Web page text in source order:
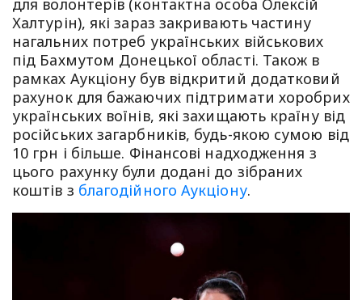
Халтурін), які зараз закривають частину
нагальних потреб українських військових
під Бахмутом Донецької області. Також в
рамках Аукціону був відкритий додатковий
рахунок для бажаючих підтримати хоробрих
українських воїнів, які захищають країну від
російських загарбників, будь-якою сумою від
10 грн і більше. Фінансові надходження з
цього рахунку були додані до зібраних
коштів з благодійного Аукціону.